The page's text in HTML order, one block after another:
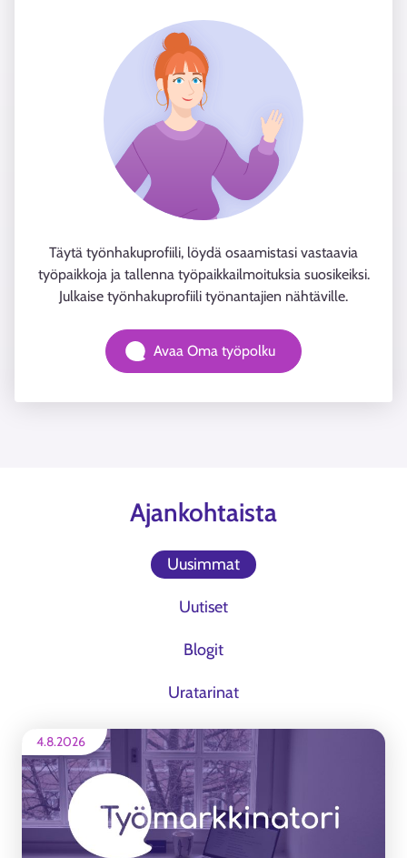
Täytä työnhakuprofiili, löydä osaamistasi vastaavia
työpaikkoja ja tallenna työpaikkailmoituksia suosikeiksi.
Julkaise työnhakuprofiili työnantajien nähtäville.
Avaa Oma työpolku
Ajankohtaista
Uusimmat
Uutiset
Blogit
Uratarinat
4.8.2026